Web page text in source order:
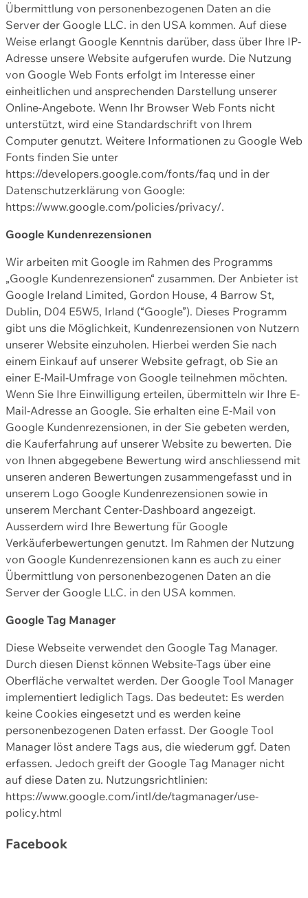
Übermittlung von personenbezogenen Daten an die
Server der Google LLC. in den USA kommen. Auf diese
Weise erlangt Google Kenntnis darüber, dass über Ihre IP-
Adresse unsere Website aufgerufen wurde. Die Nutzung
von Google Web Fonts erfolgt im Interesse einer
einheitlichen und ansprechenden Darstellung unserer
Online-Angebote. Wenn Ihr Browser Web Fonts nicht
unterstützt, wird eine Standardschrift von Ihrem
Computer genutzt. Weitere Informationen zu Google Web
Fonts finden Sie unter
https://developers.google.com/fonts/faq und in der
Datenschutzerklärung von Google:
https://www.google.com/policies/privacy/.
Google Kundenrezensionen
Wir arbeiten mit Google im Rahmen des Programms
„Google Kundenrezensionen“ zusammen. Der Anbieter ist
Google Ireland Limited, Gordon House, 4 Barrow St,
Dublin, D04 E5W5, Irland (“Google”). Dieses Programm
gibt uns die Möglichkeit, Kundenrezensionen von Nutzern
unserer Website einzuholen. Hierbei werden Sie nach
einem Einkauf auf unserer Website gefragt, ob Sie an
einer E-Mail-Umfrage von Google teilnehmen möchten.
Wenn Sie Ihre Einwilligung erteilen, übermitteln wir Ihre E-
Mail-Adresse an Google. Sie erhalten eine E-Mail von
Google Kundenrezensionen, in der Sie gebeten werden,
die Kauferfahrung auf unserer Website zu bewerten. Die
von Ihnen abgegebene Bewertung wird anschliessend mit
unseren anderen Bewertungen zusammengefasst und in
unserem Logo Google Kundenrezensionen sowie in
unserem Merchant Center-Dashboard angezeigt.
Ausserdem wird Ihre Bewertung für Google
Verkäuferbewertungen genutzt. Im Rahmen der Nutzung
von Google Kundenrezensionen kann es auch zu einer
Übermittlung von personenbezogenen Daten an die
Server der Google LLC. in den USA kommen.
Google Tag Manager
Diese Webseite verwendet den Google Tag Manager.
Durch diesen Dienst können Website-Tags über eine
Oberfläche verwaltet werden. Der Google Tool Manager
implementiert lediglich Tags. Das bedeutet: Es werden
keine Cookies eingesetzt und es werden keine
personenbezogenen Daten erfasst. Der Google Tool
Manager löst andere Tags aus, die wiederum ggf. Daten
erfassen. Jedoch greift der Google Tag Manager nicht
auf diese Daten zu. Nutzungsrichtlinien:
https://www.google.com/intl/de/tagmanager/use-
policy.html
Facebook